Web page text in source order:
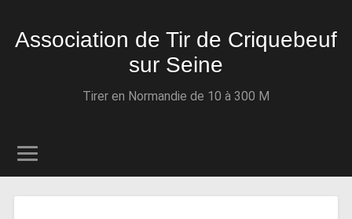
Association de Tir de Criquebeuf
sur Seine
Tirer en Normandie de 10 à 300 M